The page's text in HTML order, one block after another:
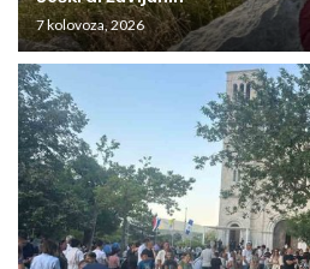
7 kolovoza, 2026